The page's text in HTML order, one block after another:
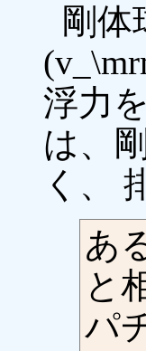
剛
浮力
は、
く、
あ
と
パ